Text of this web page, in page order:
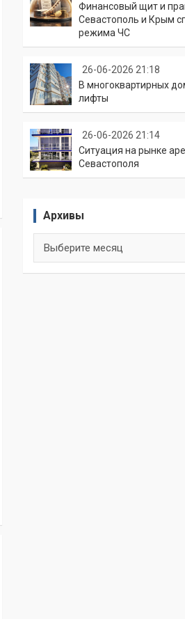
Финансовый щит и
Севастополь и Крым
режима ЧС
26-06-2026 21:18
В многоквартирных
лифты
26-06-2026 21:14
Ситуация на рынке
Севастополя
Архивы